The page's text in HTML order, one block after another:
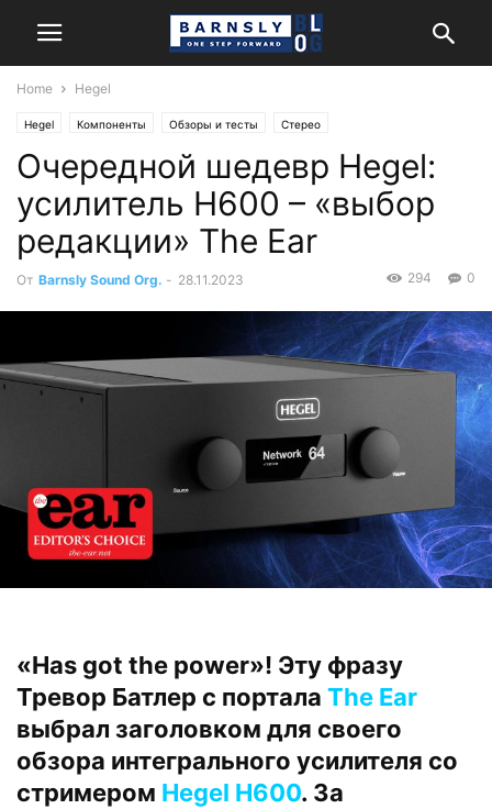
Home Hegel
Hegel Компоненты Обзоры и тесты Стерео
Очередной шедевр Hegel:
усилитель H600 – «выбор
редакции» The Ear
От Barnsly Sound Org. - 28.11.2023 0
294
«Has got the power»! Эту фразу
Тревор Батлер с портала The Ear
выбрал заголовком для своего
обзора интегрального усилителя со
стримером Hegel H600. За